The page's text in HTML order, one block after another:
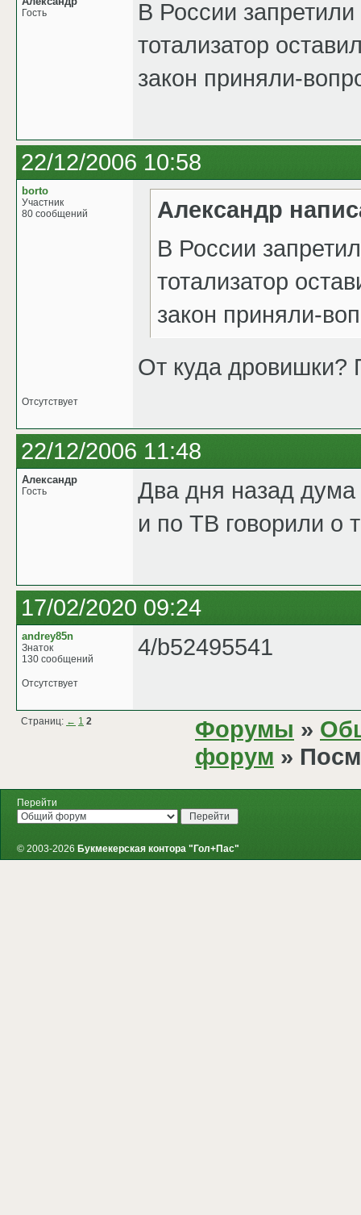
Гость
В России
тотализатор
закон приняли-
22/12/2006 10:58
borto
Участник
80 сообщений
Александр
В России
тотализатор
закон приняли-
От куда дровишки?
Отсутствует
22/12/2006 11:48
Александр
Гость
Два дня назад дума
и по ТВ говорили о
17/02/2020 09:24
andrey85n
Знаток
130 сообщений
4/b52495541
Отсутствует
Страниц: ← 1 2 Форумы »
форум »
Перейти
© 2003-2026 Букмекерская контора "Гол+Пас"